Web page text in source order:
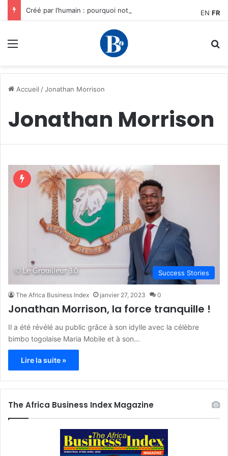
Créé par l’humain : pourquoi notre plus grand avantage à l’ère de l’IA reste humain, par Edward Tatchim
Accueil /Jonathan Morrison
Jonathan Morrison
Success Stories
The Africa Business Index janvier 27, 2023 0
Jonathan Morrison, la force tranquille !
Il a été révélé au public grâce à son idylle avec la célèbre
bimbo togolaise Maria Mobile et à son…
Lire la suite »
The Africa Business Index Magazine
EN FR